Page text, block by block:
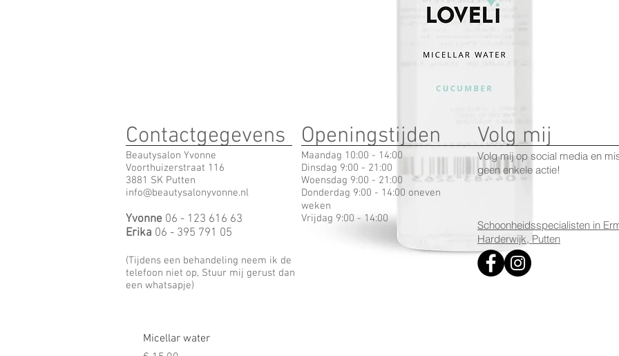
Micellar water
Contactgegevens
Beautysalon Yvonne
Voorthuizerstraat 116
3881 SK Putten
info@beautysalonyvonne.nl
Yvonne 06 - 123 616 63
Erika 06 - 395 791 05
(Tijdens een behandeling neem ik de
telefoon niet op, Stuur mij gerust dan
een whatsapje)
Openingstijden
Maandag 10:00 - 14:00
Dinsdag 9:00 - 21:00
Woensdag 9:00 - 21:00
Donderdag 9:00 - 14:00 oneven
weken
Vrijdag 9:00 - 14:00
Volg mij
Volg mij op social media en
geen enkele actie!
Schoonheidsspecialisten in
Harderwijk, Putten